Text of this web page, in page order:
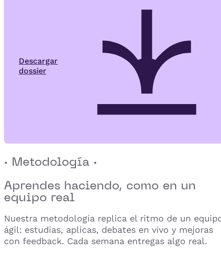
Descargar
dossier
· Metodología ·
Aprendes haciendo, como en un
equipo real
Nuestra metodología replica el ritmo de un
ágil: estudias, aplicas, debates en vivo y mejoras
con feedback. Cada semana entregas algo real.